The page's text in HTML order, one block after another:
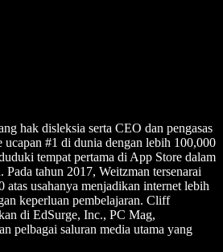
hak disleksia serta CEO dan pengasas
ucapan #1 di dunia dengan lebih 100,000
tempat pertama di App Store dalam
tahun 2017, Weitzman tersenarai
atas usahanya menjadikan internet lebih
keperluan pembelajaran. Cliff
di EdSurge, Inc., PC Mag,
pelbagai saluran media utama yang